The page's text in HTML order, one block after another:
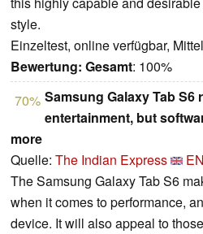
style.
Einzeltest, online verfügbar,
Bewertung: Gesamt: 100%
70% Samsung Galaxy Tab S6
entertainment, but
more
Quelle: The Indian Express
The Samsung Galaxy Tab S6
when it comes to performance,
device. It will also appeal to